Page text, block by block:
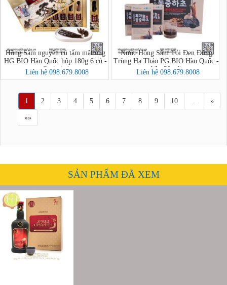
Hồng Sâm nguyên củ tẩm mật ong
HG BIO Hàn Quốc hộp 180g 6 củ -
홍삼정과
Liên hệ 098.679.8008
Nước Hồng Sâm Tỏi Đen Đông
Trùng Hạ Thảo PG BIO Hàn Quốc -
hộp 30 gói
Liên hệ 098.679.8008
1 2 3 4 5 6 7 8 9 10 … »
»»
SẢN PHẨM ĐÃ XEM